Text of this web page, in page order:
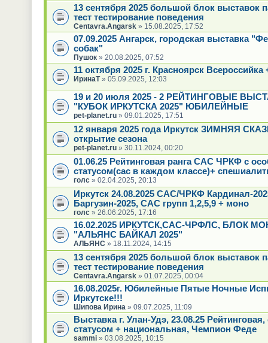
13 сентября 2025 большой блок выставок
тест тестирование поведения
Centavra.Angarsk» 15.08.2025, 17:52
07.09.2025 Ангарск, городская выставка
собак"
Пушок» 20.08.2025, 07:52
11 октября 2025 г. Красноярск Всероссийка
ИринаТ» 05.09.2025, 12:03
19 и 20 июля 2025 - 2 РЕЙТИНГОВЫЕ
"КУБОК ИРКУТСКА 2025" ЮБИЛЕЙНЫЕ
pet-planet.ru» 09.01.2025, 17:51
12 января 2025 года Иркутск ЗИМНЯЯ
открытие сезона
pet-planet.ru» 30.11.2024, 00:20
01.06.25 Рейтинговая ранга САС ЧРКФ с
статусом(сас в каждом классе)+
голс» 02.04.2025, 20:13
Иркутск 24.08.2025 САС/ЧРКФ Кардинал-
Баргузин-2025, САС групп 1,2,5,9 + моно
голс» 26.06.2025, 17:16
16.02.2025 ИРКУТСК,САС-ЧРФЛС, БЛОК
"АЛЬЯНС БАЙКАЛ 2025"
АЛЬЯНС » 18.11.2024, 14:15
13 сентября 2025 большой блок выставок
тест тестирование поведения
Centavra.Angarsk» 01.07.2025, 00:04
16.08.2025г. Юбилейные Пятые Ночные
Иркутске!!!
Шипова Ирина » 09.07.2025, 11:09
Выставка г. Улан-Удэ, 23.08.25
статусом + национальная, Чемпион Феде
sammi» 03.08.2025, 10:15